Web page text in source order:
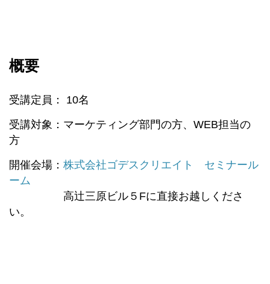
概要
受講定員： 10名
受講対象：マーケティング部門の方、WEB担当の
方
開催会場： 株式会社ゴデスクリエイト セミナール
ーム
高辻三原ビル５Fに直接お越しくださ
い。